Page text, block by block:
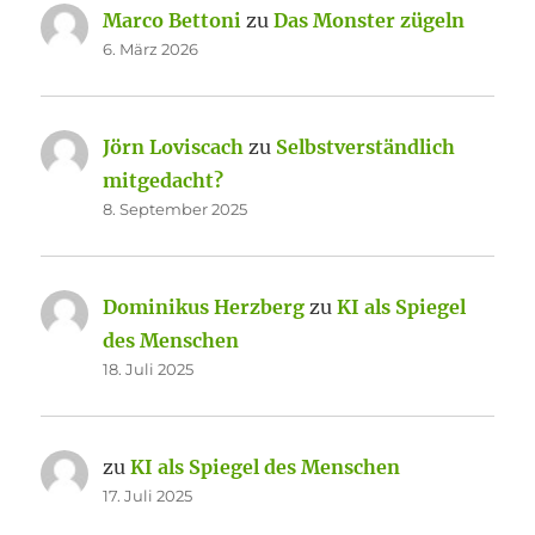
Marco Bettoni zuDas Monster zügeln
6. März 2026
Jörn Loviscach zu Selbstverständlich
mitgedacht?
8. September 2025
Dominikus Herzberg zuKI als Spiegel
des Menschen
18. Juli 2025
zuKI als Spiegel des Menschen
17. Juli 2025